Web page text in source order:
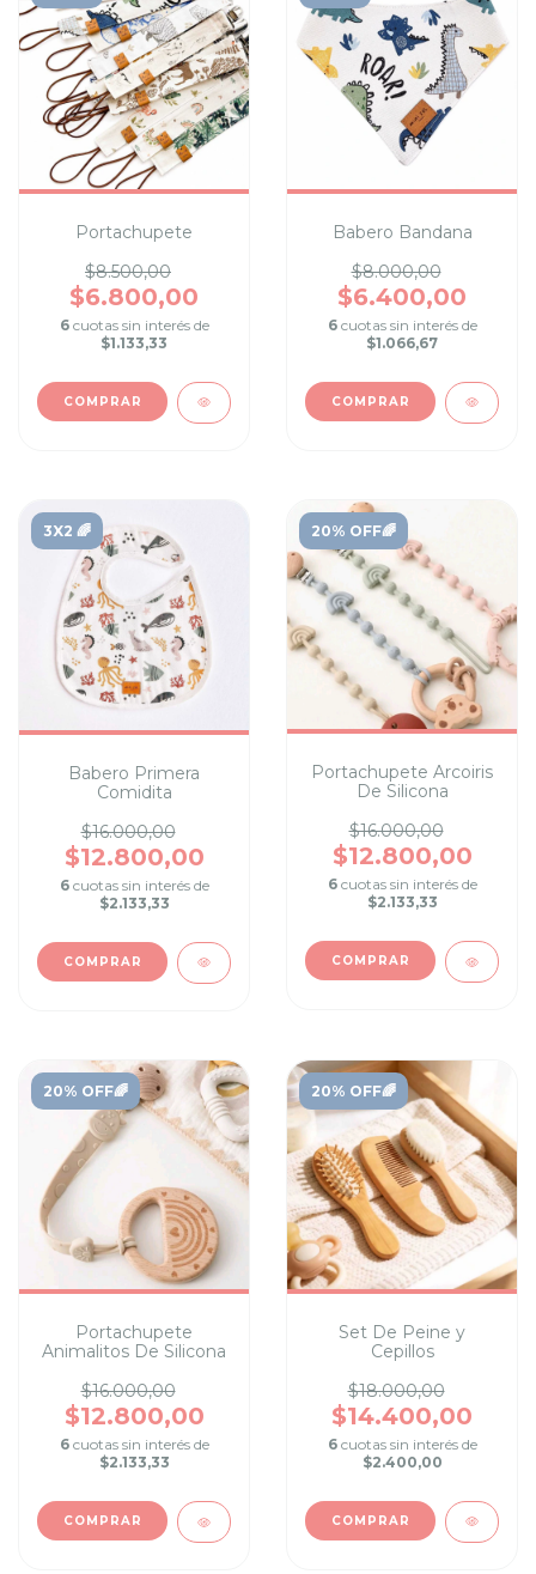
Portachupete
$8.500,00
$6.800,00
6 cuotas sin interés de
$1.133,33
COMPRAR
Babero Bandana
$8.000,00
$6.400,00
6 cuotas sin interés de
$1.066,67
COMPRAR
3X2 🌈
Babero Primera
Comidita
$16.000,00
$12.800,00
6 cuotas sin interés de
$2.133,33
COMPRAR
20% OFF🌈
Portachupete Arcoiris
De Silicona
$16.000,00
$12.800,00
6 cuotas sin interés de
$2.133,33
COMPRAR
20% OFF🌈
Portachupete
Animalitos De Silicona
$16.000,00
$12.800,00
6 cuotas sin interés de
$2.133,33
COMPRAR
20% OFF🌈
Set De Peine y
Cepillos
$18.000,00
$14.400,00
6 cuotas sin interés de
$2.400,00